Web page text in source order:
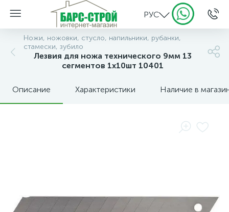
РУС
Ножи, ножовки, стусло, напильники, рубанки,
стамески, зубило
Лезвия для ножа технического 9мм 13
сегментов 1х10шт 10401
Описание Характеристики Наличие в